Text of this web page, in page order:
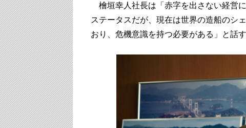
檜垣幸人社長は「赤字を出さない経営
ステータスだが、現在は世界の造船のシ
おり、危機意識を持つ必要がある」と話す